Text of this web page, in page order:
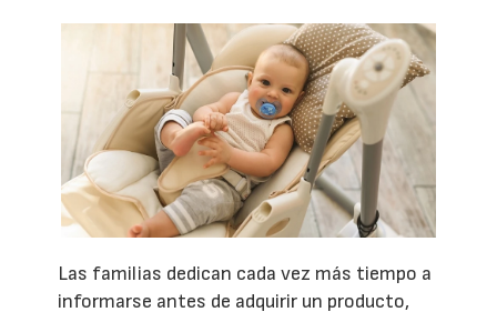
Las familias dedican cada vez más tiempo a
informarse antes de adquirir un producto,